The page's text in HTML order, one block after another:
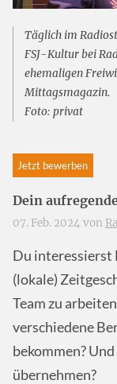
Täglich im
FSJ-Kultur bei
ehemaligen
Mittagsmagazin.
Foto: privat
Jetzt bewerben
Dein
07. Feb. 2024 von
Du interessierst
(lokale)
Team zu
verschiedene
bekommen?
übernehmen?